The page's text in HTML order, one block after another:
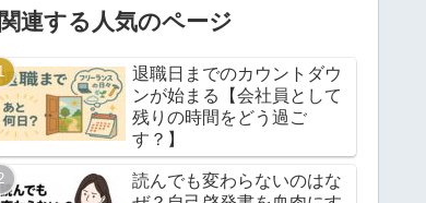
関連する人気のページ
退職日までのカウントダウ
ンが始まる【会社員として
残りの時間をどう過ご
す？】
読んでも変わらないのはな